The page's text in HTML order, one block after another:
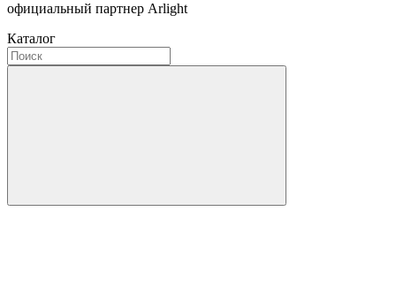
официальный партнер Arlight
Каталог